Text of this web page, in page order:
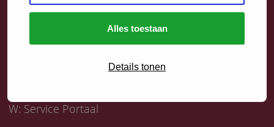
Alles toestaan
Details tonen
W: Service Portaal